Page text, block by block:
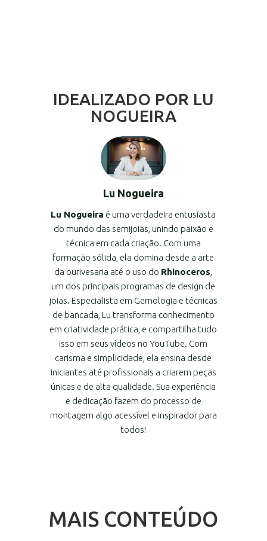
IDEALIZADO POR LU
NOGUEIRA
Lu Nogueira
Lu Nogueira é uma verdadeira entusiasta
do mundo das semijoias, unindo paixão e
técnica em cada criação. Com uma
formação sólida, ela domina desde a arte
da ourivesaria até o uso do Rhinoceros
um dos principais programas de design de
joias. Especialista em Gemologia e técnicas
de bancada, Lu transforma conhecimento
em criatividade prática, e compartilha tudo
isso em seus vídeos no YouTube. Com
carisma e simplicidade, ela ensina desde
iniciantes até profissionais a criarem peças
únicas e de alta qualidade. Sua experiência
e dedicação fazem do processo de
montagem algo acessível e inspirador para
todos!
MAIS CONTEÚDO